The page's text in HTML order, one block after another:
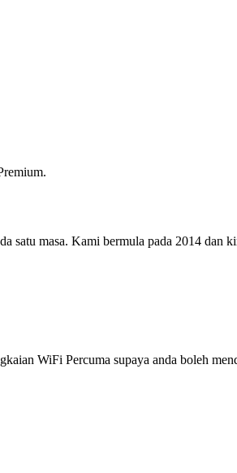
satu masa. Kami bermula pada 2014 dan
WiFi Percuma supaya anda boleh